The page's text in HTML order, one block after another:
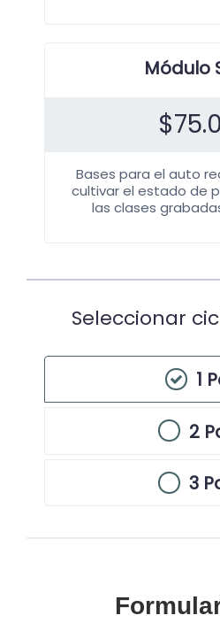
Módulo
$
Bases para el auto
cultivar el estado de
las clases
Seleccionar
1
2
3